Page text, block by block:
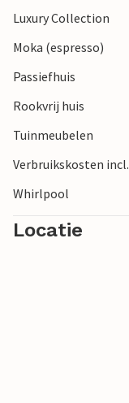
Luxury Collection
Moka (espresso)
Passiefhuis
Rookvrij huis
Tuinmeubelen
Verbruikskosten incl.
Whirlpool
Locatie